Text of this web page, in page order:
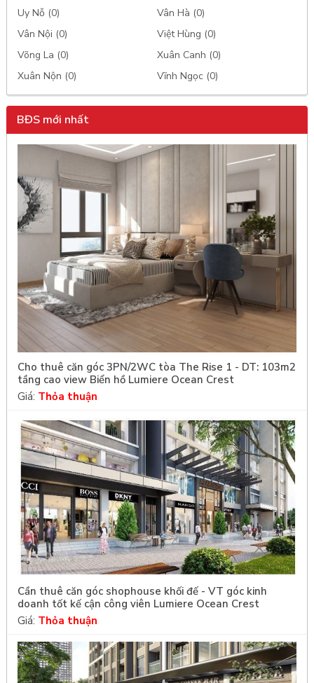
Uy Nỗ (0)
Vân Hà (0)
Vân Nội (0)
Việt Hùng (0)
Võng La (0)
Xuân Canh (0)
Xuân Nộn (0)
Vĩnh Ngọc (0)
BĐS mới nhất
Cho thuê căn góc 3PN/2WC tòa The Rise 1 - DT: 103m2
tầng cao view Biển hồ Lumiere Ocean Crest
Giá: Thỏa thuận
Cần thuê căn góc shophouse khối đế - VT góc kinh
doanh tốt kế cận công viên Lumiere Ocean Crest
Giá: Thỏa thuận